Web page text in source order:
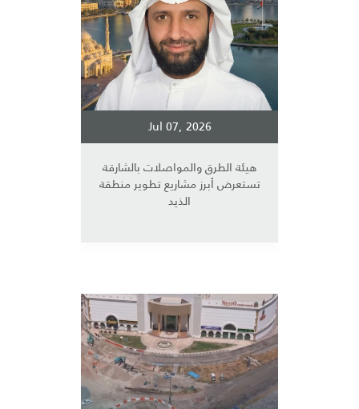
Jul 07, 2026
هيئة الطرق والمواصلات بالشارقة
تستعرض أبرز مشاريع تطوير منطقة
الذيد